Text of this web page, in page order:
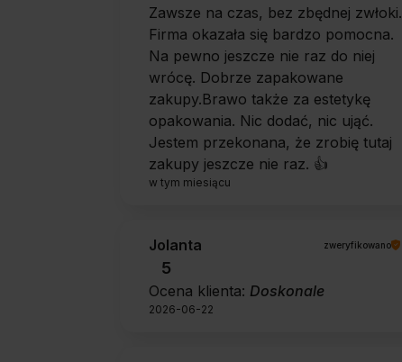
Zawsze na czas, bez zbędnej zwłoki.
Firma okazała się bardzo pomocna.
Na pewno jeszcze nie raz do niej
wrócę. Dobrze zapakowane
zakupy.Brawo także za estetykę
opakowania. Nic dodać, nic ująć.
Jestem przekonana, że zrobię tutaj
zakupy jeszcze nie raz. 👍️
w tym miesiącu
Jolanta zweryfikowano
5
Ocena klienta: Doskonale
2026-06-22